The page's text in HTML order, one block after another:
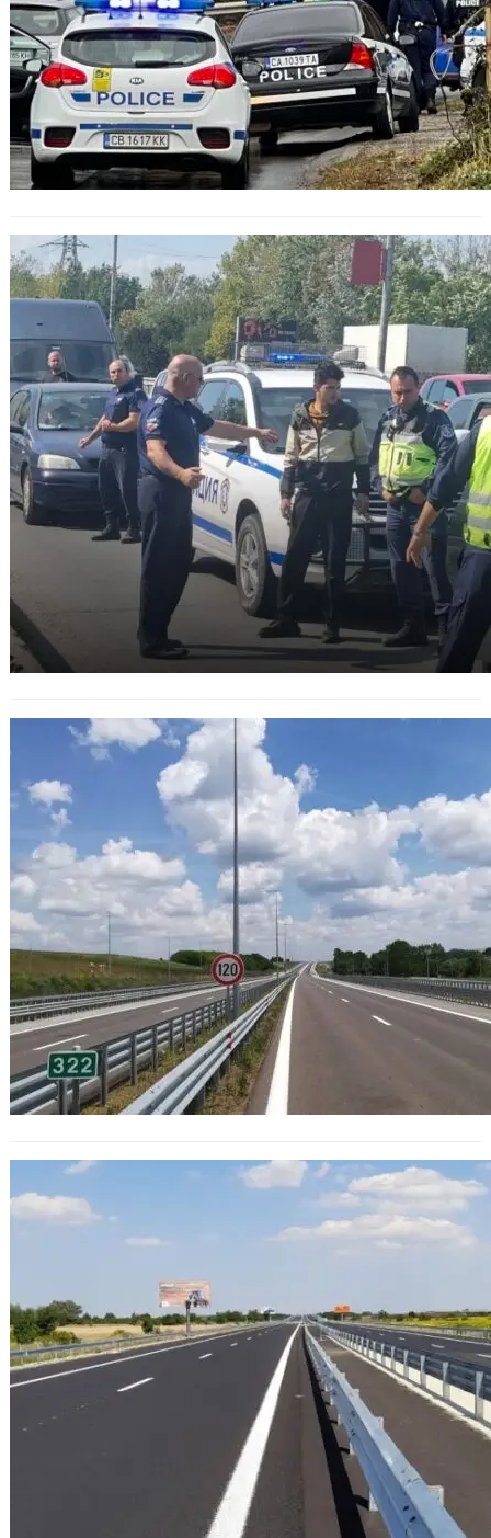
Полицаите спряха джип с 11
мигранти на АМ „Тракия“
Внимание, шофьори: Ремонтни
дейности на АМ „Хемус“ и АМ
„Тракия“ от 11 юни
Ограничение на движението по АМ
„Тракия“ и АМ „Марица“ към Бургас